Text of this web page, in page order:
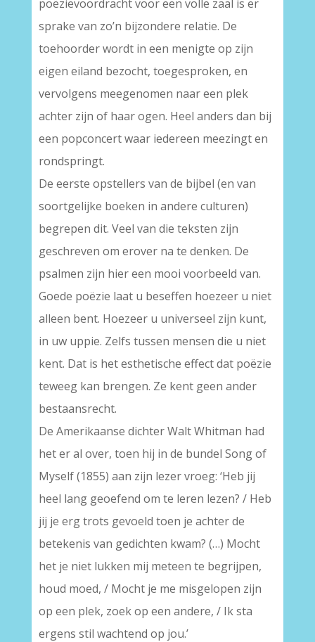
poëzievoordracht voor een volle zaal is er
sprake van zo’n bijzondere relatie. De
toehoorder wordt in een menigte op zijn
eigen eiland bezocht, toegesproken, en
vervolgens meegenomen naar een plek
achter zijn of haar ogen. Heel anders dan bij
een popconcert waar iedereen meezingt en
rondspringt.
De eerste opstellers van de bijbel (en van
soortgelijke boeken in andere culturen)
begrepen dit. Veel van die teksten zijn
geschreven om erover na te denken. De
psalmen zijn hier een mooi voorbeeld van.
Goede poëzie laat u beseffen hoezeer u niet
alleen bent. Hoezeer u universeel zijn kunt,
in uw uppie. Zelfs tussen mensen die u niet
kent. Dat is het esthetische effect dat poëzie
teweeg kan brengen. Ze kent geen ander
bestaansrecht.
De Amerikaanse dichter Walt Whitman had
het er al over, toen hij in de bundel Song of
Myself (1855) aan zijn lezer vroeg: ‘Heb jij
heel lang geoefend om te leren lezen? / Heb
jij je erg trots gevoeld toen je achter de
betekenis van gedichten kwam? (…) Mocht
het je niet lukken mij meteen te begrijpen,
houd moed, / Mocht je me misgelopen zijn
op een plek, zoek op een andere, / Ik sta
ergens stil wachtend op jou.’